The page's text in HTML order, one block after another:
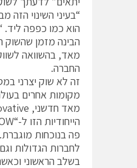
“בעיני השינוי הזה
הבינה מזמן שהשוק
מאד, בהשוואה
החברה.
זה לא שוק יצרני
מקומות אחרים
פה בנוכחות
לחברות הגדולות
בשלב הראשוני